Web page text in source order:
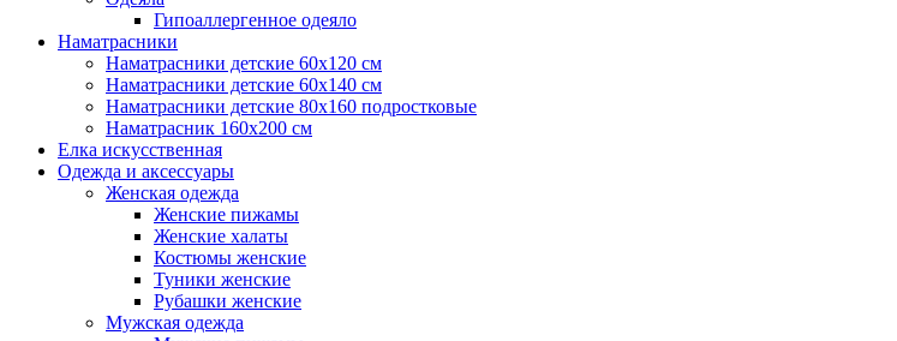
Гипоаллергенное одеяло
Наматрасники
Наматрасники детские 60х120 см
Наматрасники детские 60х140 см
Наматрасники детские 80х160 подростковые
Наматрасник 160х200 см
Елка искусственная
Одежда и аксессуары
Женская одежда
Женские пижамы
Женские халаты
Костюмы женские
Туники женские
Рубашки женские
Мужская одежда